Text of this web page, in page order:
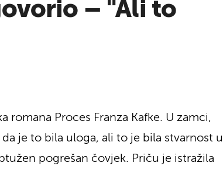
– "Ali to
Proces Franza Kafke. U zamci,
je to bila uloga, ali to je bila stvarnost u
pogrešan čovjek. Priču je istražila